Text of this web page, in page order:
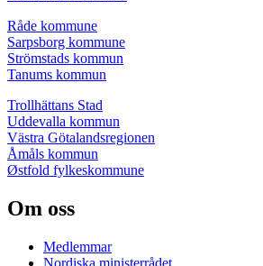
Råde kommune
Sarpsborg kommune
Strömstads kommun
Tanums kommun
Trollhättans Stad
Uddevalla kommun
Västra Götalandsregionen
Åmåls kommun
Østfold fylkeskommune
Om oss
Medlemmar
Nordiska ministerrådet